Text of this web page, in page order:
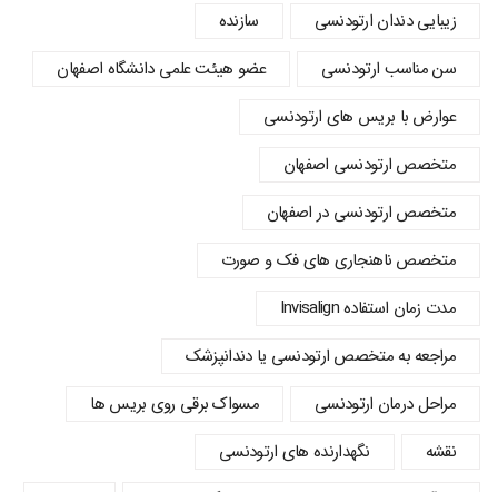
زیبایی دندان ارتودنسی
سازنده
سن مناسب ارتودنسی
عضو هیئت علمی دانشگاه اصفهان
عوارض با بریس های ارتودنسی
متخصص ارتودنسی اصفهان
متخصص ارتودنسی در اصفهان
متخصص ناهنجاری های فک و صورت
مدت زمان استفاده Invisalign
مراجعه به متخصص ارتودنسی یا دندانپزشک
مراحل درمان ارتودنسی
مسواک برقی روی بریس ها
نقشه
نگهدارنده های ارتودنسی